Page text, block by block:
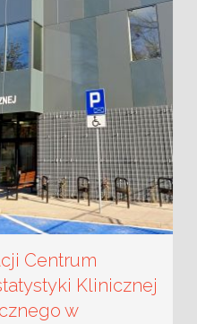
Centrum
Klinicznej
w